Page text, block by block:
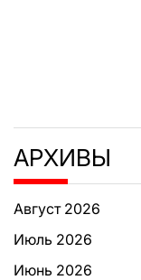
АРХИВЫ
Август 2026
Июль 2026
Июнь 2026